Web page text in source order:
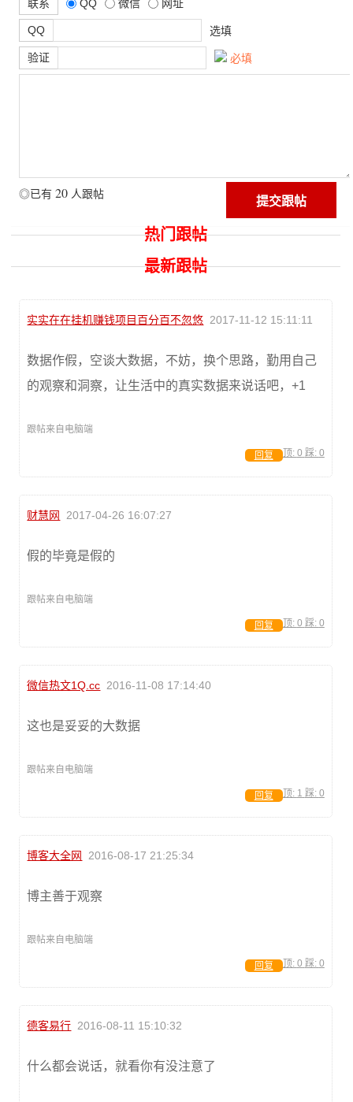
联系 QQ 微信 网址
QQ 选填
验证 必填
◎已有 20 人跟帖
热门跟帖
最新跟帖
实实在在挂机赚钱项目百分百不忽悠 2017-11-12 15:11:11
数据作假，空谈大数据，不妨，换个思路，勤用自己
的观察和洞察，让生活中的真实数据来说话吧，+1
跟帖来自电脑端
顶: 0 踩: 0
回复
财慧网 2017-04-26 16:07:27
假的毕竟是假的
跟帖来自电脑端
顶: 0 踩: 0
回复
微信热文1Q.cc 2016-11-08 17:14:40
这也是妥妥的大数据
跟帖来自电脑端
顶: 1 踩: 0
回复
博客大全网 2016-08-17 21:25:34
博主善于观察
跟帖来自电脑端
顶: 0 踩: 0
回复
德客易行 2016-08-11 15:10:32
什么都会说话，就看你有没注意了